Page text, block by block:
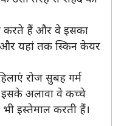
करते हैं और वे इसका
यहां तक स्किन केयर
रोज सुबह गर्म
इसके अलावा वे कच्चे
इस्तेमाल करती हैं।